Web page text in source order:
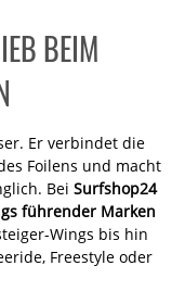
BEIM
Er verbindet die
Foilens und macht
Bei Surfshop24
führender Marken
Wings bis hin
Freestyle oder